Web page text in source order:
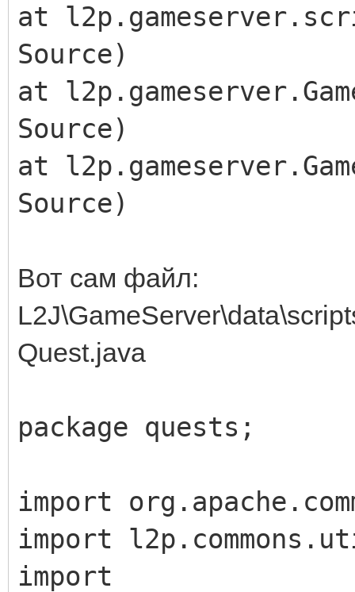
at
Source)
at
Source)
at
Source)
Вот сам файл:
Quest.java
package quests;
import
import
import